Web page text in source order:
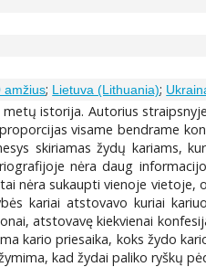
amžius; Lietuva (Lithuania);
istorija. Autorius
visame bendrame
skiriamas žydų kariams,
nėra daug
nėra sukaupti vienoje vietoje,
kariai atstovavo kuriai
atstovavę kiekvienai
kario priesaika, koks žydo
kad žydai paliko ryškų